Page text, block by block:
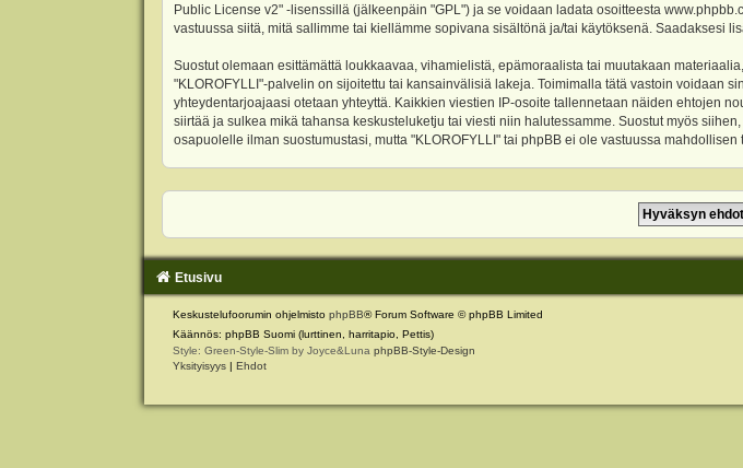
Public License v2" -lisenssillä (jälkeenpäin "GPL") ja se voidaan ladata osoitteesta
vastuussa siitä, mitä sallimme tai kiellämme sopivana sisältönä ja/tai käytöksenä. Saadaksesi
Suostut olemaan esittämättä loukkaavaa, vihamielistä, epämoraalista tai muutakaan
"KLOROFYLLI"-palvelin on sijoitettu tai kansainvälisiä lakeja. Toimimalla tätä vastoin voidaan
yhteydentarjoajaasi otetaan yhteyttä. Kaikkien viestien IP-osoite tallennetaan näiden ehtojen
siirtää ja sulkea mikä tahansa keskusteluketju tai viesti niin halutessamme. Suostut myös
osapuolelle ilman suostumustasi, mutta "KLOROFYLLI" tai phpBB ei ole vastuussa
Etusivu
Keskustelufoorumin ohjelmisto phpBB® Forum Software © phpBB Limited
Käännös: phpBB Suomi (lurttinen, harritapio, Pettis)
Style: Green-Style-Slim by Joyce&Luna phpBB-Style-Design
Yksityisyys | Ehdot